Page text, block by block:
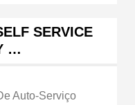
SERVICE
…
Auto-Serviço